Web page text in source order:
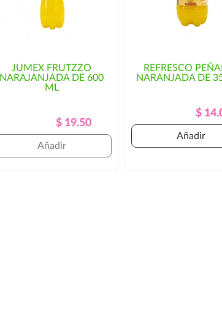
JUMEX FRUTZZO
NARAJANJADA DE 600
ML
Precio
Regular
Precio
$ 19.50
Añadir
REFRESCO
NARANJADA DE
Precio
Regular
Precio
$
Añadir